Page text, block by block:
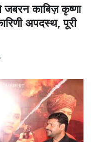
जबरन काबिज़ कृष्णा
अपदस्थ, पूरी